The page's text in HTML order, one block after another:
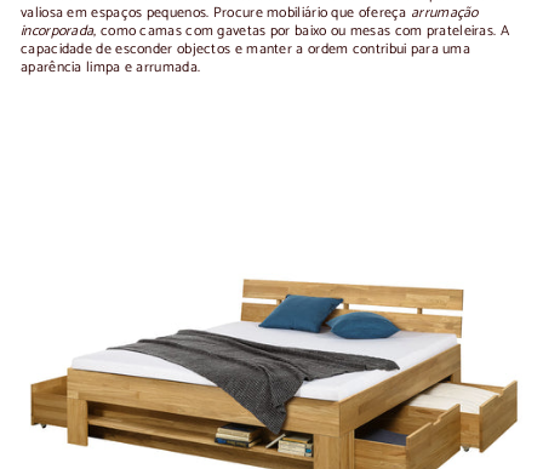
valiosa em espaços pequenos. Procure mobiliário que ofereça arrumação
incorporada, como camas com gavetas por baixo ou mesas com prateleiras. A
capacidade de esconder objectos e manter a ordem contribui para uma
aparência limpa e arrumada.